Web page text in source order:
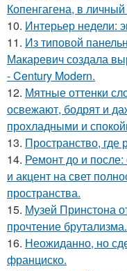
Копенгагена, в
10. Интерьер недели:
11. Из типовой
Макаревич создала
- Century Modern.
12. Мятные оттенки
освежают, бодрят и
прохладными и
13. Пространство, где
14. Ремонт до и
и акцент на свет
пространства.
15. Музей Принстона
прочтение брутализма.
16. Неожиданно, но
франциско.